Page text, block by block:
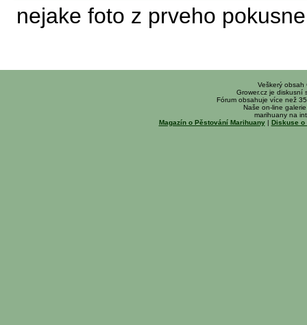
nejake foto z prveho
Veškerý obsah
Grower.cz je diskusní
Fórum obsahuje více než
Naše on-line
marihuany na
Magazín o Pěstování Marihuany| Diskuse o